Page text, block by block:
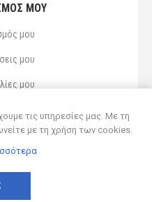
ΜΟΥ
μου
μου
μου
Δ ΚΥΡΣΑΝΙΔΗΣ ΚΑΙ ΥΙΟΣ ΟΕ
τις υπηρεσίες μας. Με τη
με τη χρήση των cookies.